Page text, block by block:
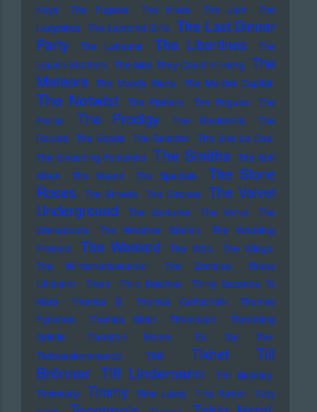
Keys
The Fugees The Hives The Jam
The
Ladybirds The Lambrini Girls The Last Dinner
Party
The Lathums The Libertines
The
Louvin Brothers The Man They Could'nt Hang The
Meteors The Moody Blues The Murder Capital
The Notwist The Platters The Pogues
The
Police
The Prodigy The Residents
The
Routes The Seeds The Selecter The Sha La Das
The Smashing Pumpkins The Smiths The Soft
Moon
The Sound The Specials
The Stone
Roses
The Streets The Strokes
The Velvet
Underground
The Ventures The Verve
The
Walkabouts
The Weather Station
The Wedding
Present
The Weeknd The Who
The Wings
The Wirtschaftswunder
The Zombies
Thees
Uhlmann
Them Thilo Mischke
Thirty Seconds To
Mars
Thomas D Thomas Gottschalk
Thomas
Pynchon
Thomas Stein Thompson
Throbbing
Gristle
Thurston Moore
Tic Tac Toe
Tiefbasskommando TBK
Tikhet
Till
Brönner Till Lindemann
Tim Buckley
Timewarp Timmy Timo Lassy Tina Turner Toby